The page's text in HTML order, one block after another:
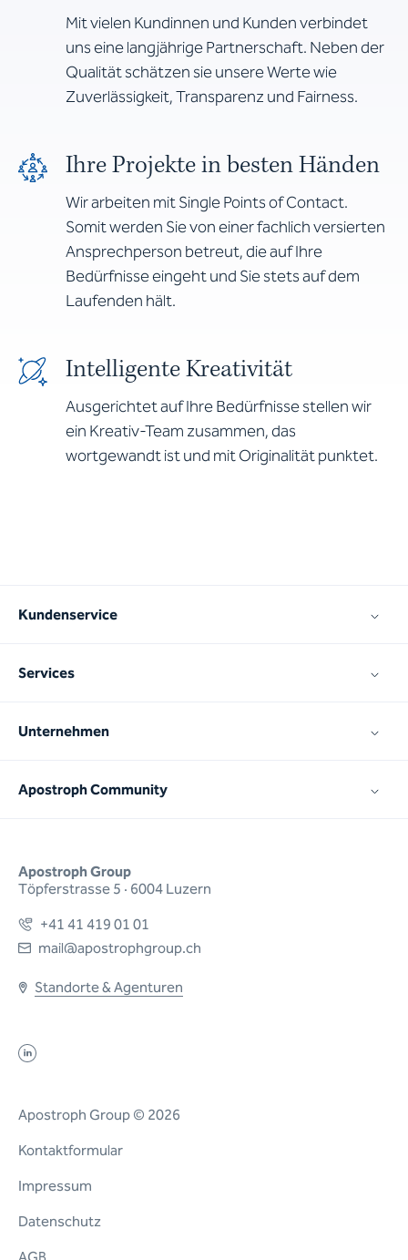
Mit vielen Kundinnen und Kunden verbindet
uns eine langjährige Partnerschaft. Neben der
Qualität schätzen sie unsere Werte wie
Zuverlässigkeit, Transparenz und Fairness.
Ihre Projekte in besten Händen
Wir arbeiten mit Single Points of Contact.
Somit werden Sie von einer fachlich versierten
Ansprechperson betreut, die auf Ihre
Bedürfnisse eingeht und Sie stets auf dem
Laufenden hält.
Intelligente Kreativität
Ausgerichtet auf Ihre Bedürfnisse stellen wir
ein Kreativ-Team zusammen, das
wortgewandt ist und mit Originalität punktet.
Apostroph Group
Töpferstrasse 5 · 6004 Luzern
+41 41 419 01 01
mail@apostrophgroup.ch
Standorte & Agenturen
Kundenservice
Services
Unternehmen
Apostroph Community
Apostroph Group © 2026
Kontaktformular
Impressum
Datenschutz